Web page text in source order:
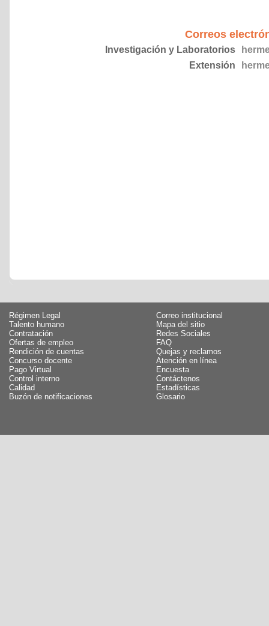
Correos
Investigación y Laboratorios
Extensión
Régimen Legal
Talento humano
Contratación
Ofertas de empleo
Rendición de cuentas
Concurso docente
Pago Virtual
Control interno
Calidad
Buzón de notificaciones
Correo institucional
Mapa del sitio
Redes Sociales
FAQ
Quejas y reclamos
Atención en línea
Encuesta
Contáctenos
Estadísticas
Glosario